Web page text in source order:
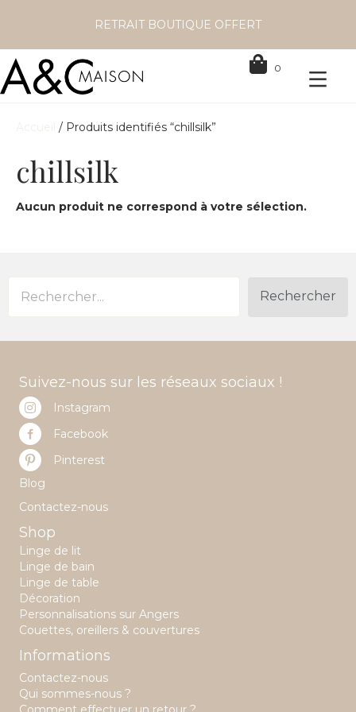
RETRAIT BOUTIQUE OFFERT
0
/ Produits identifiés “chillsilk”
chillsilk
Aucun produit ne correspond à votre sélection.
Rechercher
Suivez-nous sur les réseaux sociaux !
Instagram
Facebook
Pinterest
Blog
Contactez-nous
Shop
Linge de lit
Linge de bain
Linge de table
Décoration
Personnalisations sur Angers
Couettes, oreillers & couvertures
Informations
Contactez-nous
Qui sommes-nous ?